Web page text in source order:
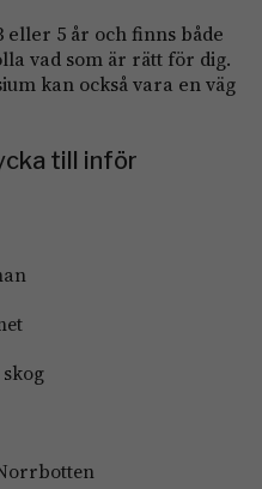
5 år och finns både
vad som är rätt för dig.
kan också vara en väg
till inför